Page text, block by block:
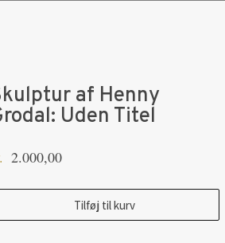
af Henny
Uden Titel
2.000,00
Tilføj til kurv